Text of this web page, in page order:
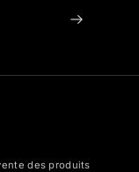
des produits